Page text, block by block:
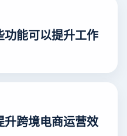
功能可以提升工作
跨境电商运营效